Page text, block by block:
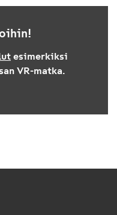
esimerkiksi
VR-matka.